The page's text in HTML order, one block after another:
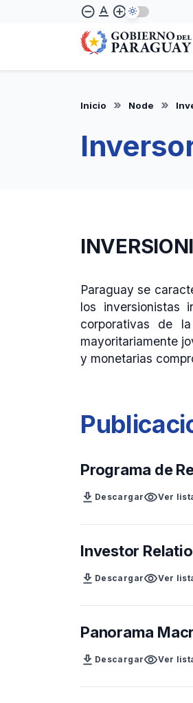
remove_circle_outline text_format add_circle_outline
Inicio Node
Paraguay se
los inversionistas
corporativas de
mayoritariamente
y monetarias
Programa de
download DescargarvisibilityVer
Investor
download DescargarvisibilityVer
Panorama
download DescargarvisibilityVer